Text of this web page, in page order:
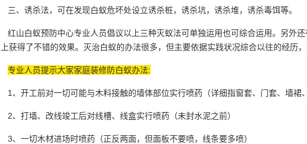
三、诱杀法，可在发现白蚁危坏处设立诱杀桩，诱杀坑，诱杀堆， 诱杀毒饵等。
红山白蚁预防中心专业人员倡议以上三种灭蚁法可单独运用也可综合运用。另外
上获得了不错的效果。灭治白蚁的办法很多，但主要依据实践状况综合以往的经历
专业人员提示大家家庭装修防白蚁办法:
1、开工前对一切可能与木料接触的墙体部位实行喷药（详细指窗套、门套、墙裙
2、打墙、改线竣工后对线槽、线盒实行喷药（未封水泥之前）
3、一切木材进场时喷药（正反两面，但面板不要喷，线条要多喷）